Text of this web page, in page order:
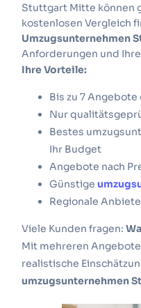
Stuttgart Mitte können
kostenlosen Vergleich
Umzugsunternehmen
Anforderungen und
Ihre Vorteile:
Bis zu 7
Nur
Bestes
Ihr Budget
Angebote nach
Günstige
Regionale
Viele Kunden fragen:
Mit mehreren
realistische
umzugsunternehmen